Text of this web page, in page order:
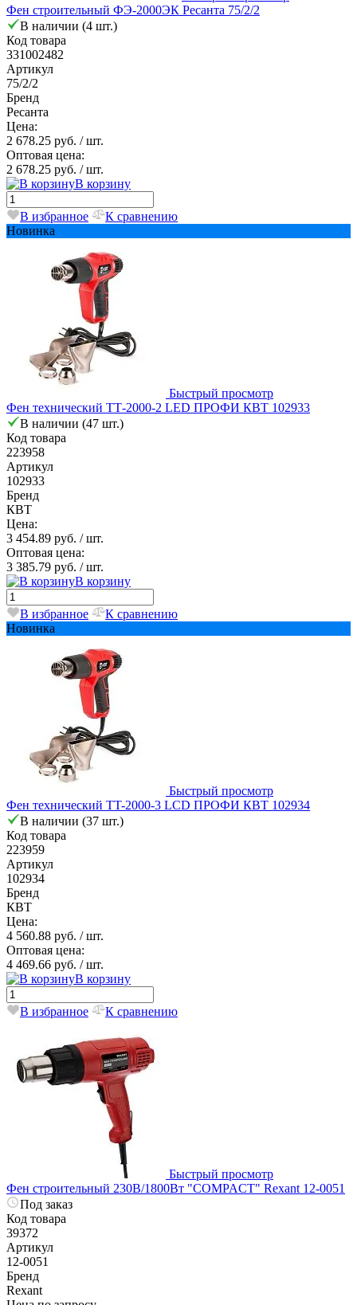
Фен строительный ФЭ-2000ЭК Ресанта 75/2/2
В наличии (4 шт.)
Код товара
331002482
Артикул
75/2/2
Бренд
Ресанта
Цена:
2 678.25 руб. / шт.
Оптовая цена:
2 678.25 руб. / шт.
В корзину
В избранное
К сравнению
Новинка
Быстрый просмотр
Фен технический ТТ-2000-2 LED ПРОФИ КВТ 102933
В наличии (47 шт.)
Код товара
223958
Артикул
102933
Бренд
КВТ
Цена:
3 454.89 руб. / шт.
Оптовая цена:
3 385.79 руб. / шт.
В корзину
В избранное
К сравнению
Новинка
Быстрый просмотр
Фен технический TT-2000-3 LCD ПРОФИ КВТ 102934
В наличии (37 шт.)
Код товара
223959
Артикул
102934
Бренд
КВТ
Цена:
4 560.88 руб. / шт.
Оптовая цена:
4 469.66 руб. / шт.
В корзину
В избранное К сравнению
Быстрый просмотр
Фен строительный 230В/1800Вт "COMPACT" Rexant 12-0051
Под заказ
Код товара
39372
Артикул
12-0051
Бренд
Rexant